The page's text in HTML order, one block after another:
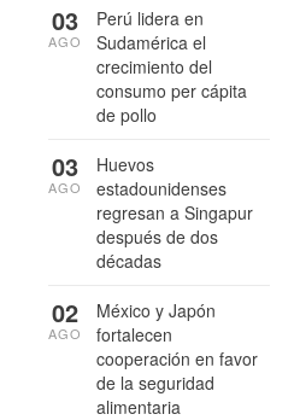
Perú lidera en
Sudamérica el
crecimiento del
consumo per cápita
de pollo
03
AGO
Huevos
estadounidenses
regresan a Singapur
después de dos
décadas
03
AGO
México y Japón
fortalecen
cooperación en favor
de la seguridad
alimentaria
02
AGO